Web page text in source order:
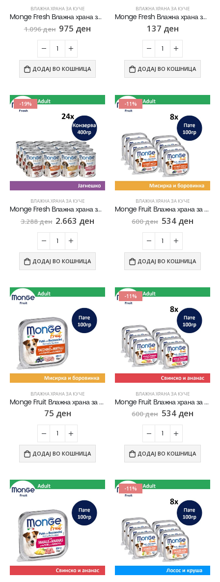
ВЛАЖНА ХРАНА ЗА КУЧЕ
Monge Fresh Влажна храна за Кученца Puppy со парчиња Телешко и зеленчук СЕТ 8х [Конзерва 400гр]
1.096ден 975 ден
ДОДАЈ ВО КОШНИЦА
ВЛАЖНА ХРАНА ЗА КУЧЕ
Monge Fresh Влажна храна за Кученца Puppy со парчиња Телешко и зеленчук [Конзерва 400гр]
137 ден
ДОДАЈ ВО КОШНИЦА
-19%
ВЛАЖНА ХРАНА ЗА КУЧЕ
Monge Fresh Влажна храна за Возрасни кучиња со 3 различни вкуса СЕТ 24х [Конзерва 400гр]
3.288ден 2.663 ден
ДОДАЈ ВО КОШНИЦА
-11%
ВЛАЖНА ХРАНА ЗА КУЧЕ
Monge Fruit Влажна храна за кучиња со Мисирка и боровинка СЕТ 8х [Паштета 100гр]
600ден 534 ден
ДОДАЈ ВО КОШНИЦА
ВЛАЖНА ХРАНА ЗА КУЧЕ
Monge Fruit Влажна храна за кучиња со Мисирка и боровинка [Паштета 100гр]
75 ден
ДОДАЈ ВО КОШНИЦА
-11%
ВЛАЖНА ХРАНА ЗА КУЧЕ
Monge Fruit Влажна храна за кучиња со Свинско пате и ананас СЕТ 8х [Паштета 100гр]
600ден 534 ден
ДОДАЈ ВО КОШНИЦА
-11%